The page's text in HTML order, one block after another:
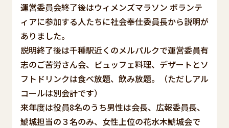
運営委員会終了後はウィメンズマラソン ボランテ
ィアに参加する人たちに社会奉仕委員長から説明が
ありました。
説明終了後は千種駅近くのメルパルクで運営委員有
志のご苦労さん会、ビュッフェ料理、デザートとソ
フトドリンクは食べ放題、飲み放題。（ただしアル
コールは別会計です）
来年度は役員8名のうち男性は会長、広報委員長、
鯱城担当の３名のみ、女性上位の花水木鯱城会で